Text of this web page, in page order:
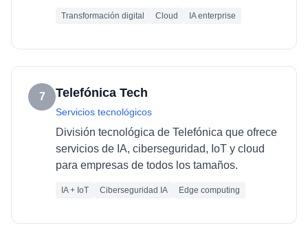
Transformación digital Cloud IA enterprise
7 Telefónica Tech
Servicios tecnológicos
División tecnológica de Telefónica que ofrece
servicios de IA, ciberseguridad, IoT y cloud
para empresas de todos los tamaños.
IA + IoT Ciberseguridad IA Edge computing